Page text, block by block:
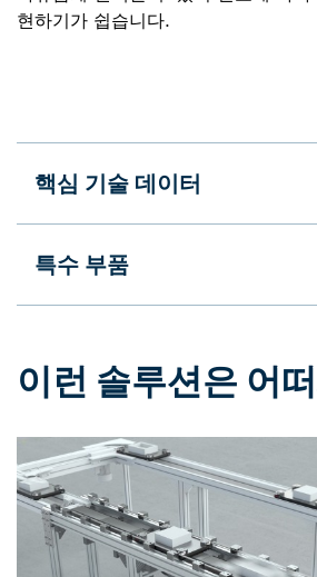
현하기가 쉽습니다.
핵심 기술 데이터
특수 부품
이런 솔루션은 어